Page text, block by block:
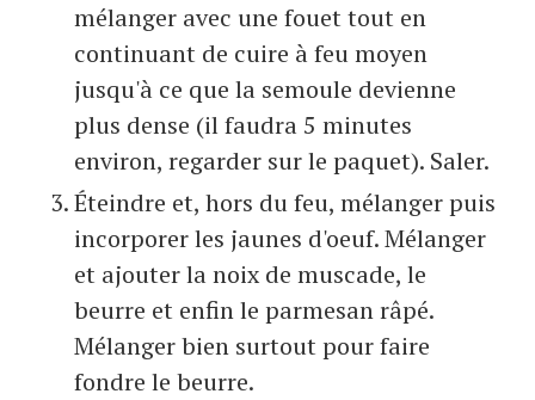
mélanger avec une fouet tout en
continuant de cuire à feu moyen
jusqu'à ce que la semoule devienne
plus dense (il faudra 5 minutes
environ, regarder sur le paquet). Saler.
Éteindre et, hors du feu, mélanger puis
incorporer les jaunes d'oeuf. Mélanger
et ajouter la noix de muscade, le
beurre et enfin le parmesan râpé.
Mélanger bien surtout pour faire
fondre le beurre.